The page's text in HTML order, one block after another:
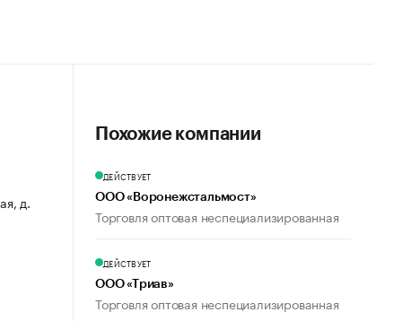
д.
Похожие компании
ДЕЙСТВУЕТ
ООО «Воронежстальмост»
Торговля оптовая неспециализированная
ДЕЙСТВУЕТ
ООО «Триав»
Торговля оптовая неспециализированная